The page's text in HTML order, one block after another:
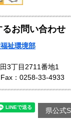
お問い合わせ
祉環境部
3丁目2711番地1
Fax：0258-33-4933
県公式